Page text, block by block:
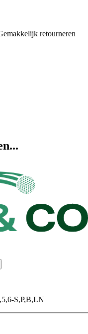
retourneren
S,P,B,LN